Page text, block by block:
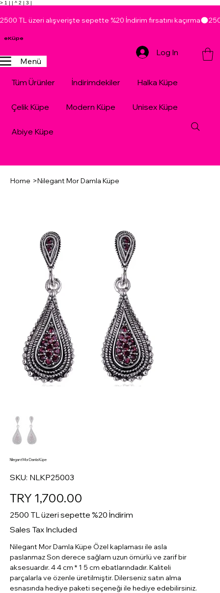
> 1 | | ^ 2 | 3 |
2500 TL üzeri alışverişte sepette %20 İndirim fırsatını kaçırma
Menü
eKüpe
Tüm Ürünler İndirimdekiler Halka Küpe
Çelik Küpe Modern Küpe Unisex Küpe
Abiye Küpe
Log In
Home >Nilegant Mor Damla Küpe
Nilegant Mor Damla Küpe
SKU: SKU
NLKP25003
NLKP25003
TRY 1,700.00
2500 TL üzeri sepette %20 İndirim
Sales Tax Included
Nilegant Mor Damla Küpe Özel kaplaması ile asla
paslanmaz Son derece sağlam uzun ömürlü ve zarif bir
aksesuardır. 4 4 cm * 1 5 cm ebatlarındadır. Kaliteli
parçalarla ve özenle üretilmiştir. Dilerseniz satın alma
esnasında hediye paketi seçeneği ile hediye edebilirsiniz.